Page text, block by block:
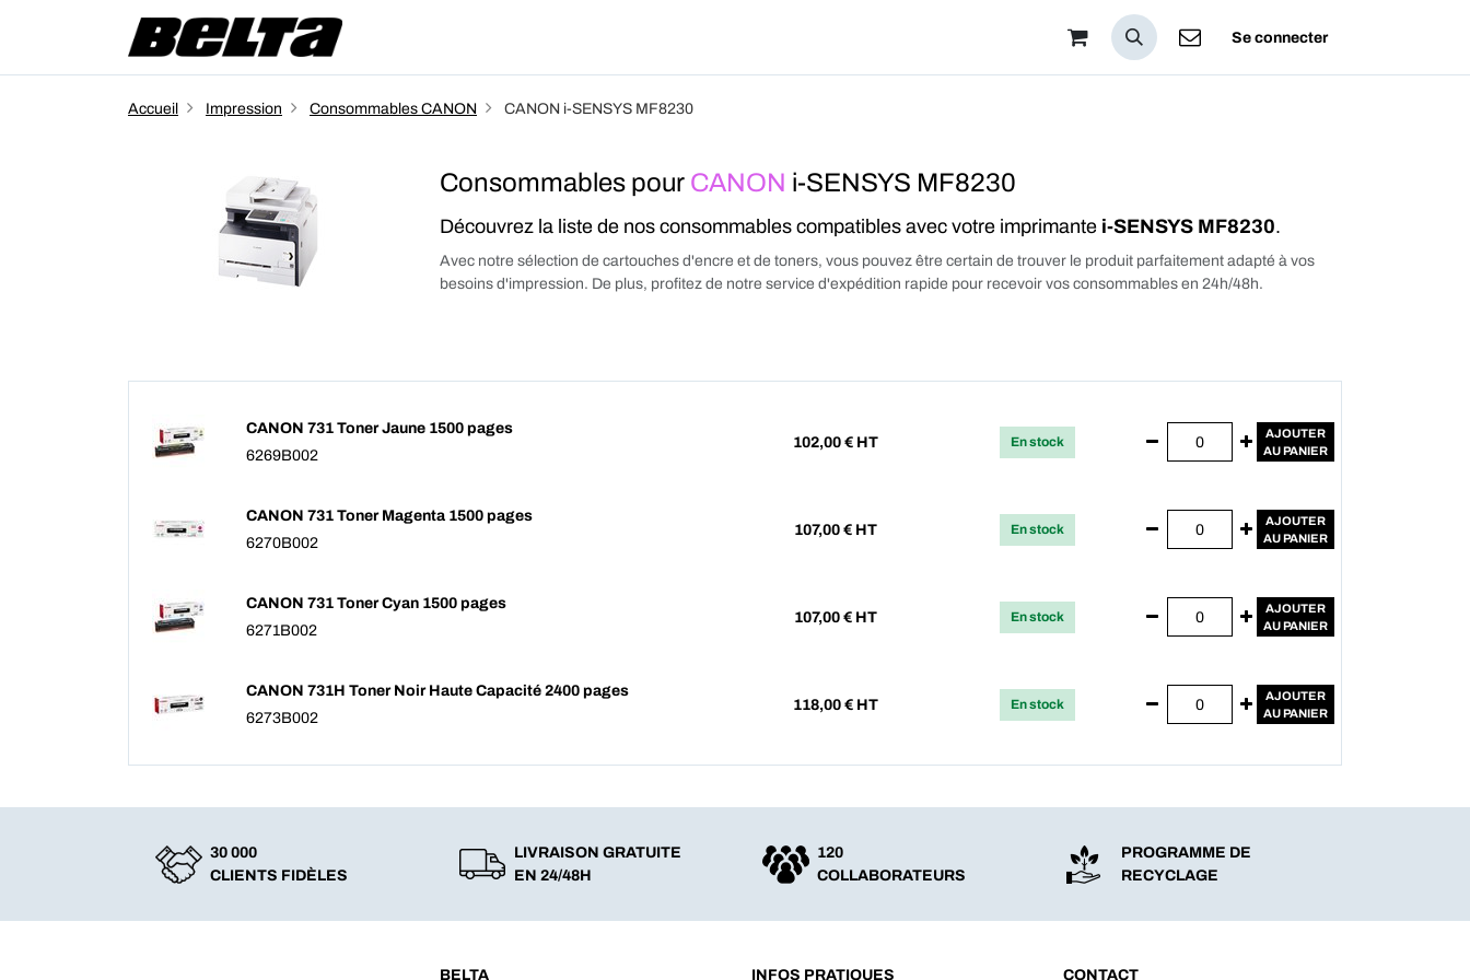
Se connecter
Accueil Impression Consommables CANON CANON i-SENSYS MF8230
Consommables pour CANON i-SENSYS MF8230
Découvrez la liste de nos consommables compatibles avec votre imprimante i-SENSYS MF8230.
Avec notre sélection de cartouches d'encre et de toners, vous pouvez être certain de trouver le produit parfaitement adapté à vos
besoins d'impression. De plus, profitez de notre service d'expédition rapide pour recevoir vos consommables en 24h/48h.
CANON 731 Toner Jaune 1500 pages
6269B002
102,00 € HT En stock
AJOUTER
AU PANIER
CANON 731 Toner Magenta 1500 pages
6270B002
107,00 € HT En stock
AJOUTER
AU PANIER
CANON 731 Toner Cyan 1500 pages
6271B002
107,00 € HT En stock
AJOUTER
AU PANIER
CANON 731H Toner Noir Haute Capacité 2400 pages
6273B002
118,00 € HT En stock
AJOUTER
AU PANIER
30 000
CLIENTS FIDÈLES
LIVRAISON GRATUITE
EN 24/48H
120
COLLABORATEURS
PROGRAMME DE
RECYCLAGE
BELTA INFOS PRATIQUES CONTACT